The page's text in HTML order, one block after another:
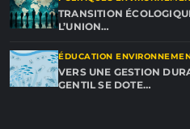
TRANSITION
L’UNION…
ÉDUCATION
VERS UNE GESTION
GENTIL SE DOTE…